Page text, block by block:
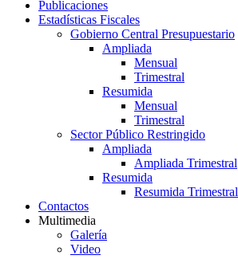
Publicaciones
Estadísticas Fiscales
Gobierno Central Presupuestario
Ampliada
Mensual
Trimestral
Resumida
Mensual
Trimestral
Sector Público Restringido
Ampliada
Ampliada Trimestral
Resumida
Resumida Trimestral
Contactos
Multimedia
Galería
Video